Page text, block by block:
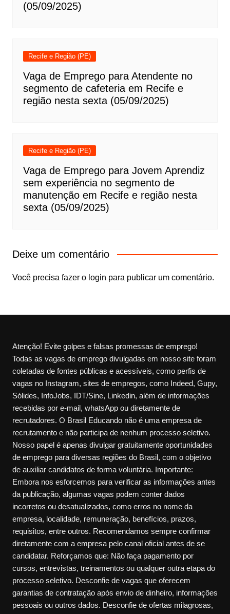
(05/09/2025)
Recife e Região (PE)
Vaga de Emprego para Atendente no
segmento de cafeteria em Recife e
região nesta sexta (05/09/2025)
Recife e Região (PE)
Vaga de Emprego para Jovem Aprendiz
sem experiência no segmento de
manutenção em Recife e região nesta
sexta (05/09/2025)
Deixe um comentário
Você precisa fazer o login para publicar um comentário.
Atenção! Evite golpes e falsas promessas de emprego!
Todas as vagas de emprego divulgadas em nosso site foram
coletadas de fontes públicas e acessíveis, como perfis de
vagas no Instagram, sites de empregos, como Indeed, Gupy,
Sólides, InfoJobs, IDT/Sine, Linkedin, além de informações
recebidas por e-mail, whatsApp ou diretamente de
recrutadores. O Brasil Educando não é uma empresa de
recrutamento e não participa de nenhum processo seletivo.
Nosso papel é apenas divulgar gratuitamente oportunidades
de emprego para diversas regiões do Brasil, com o objetivo
de auxiliar candidatos de forma voluntária. Importante:
Embora nos esforcemos para verificar as informações antes
da publicação, algumas vagas podem conter dados
incorretos ou desatualizados, como erros no nome da
empresa, localidade, remuneração, benefícios, prazos,
requisitos, entre outros. Recomendamos sempre confirmar
diretamente com a empresa pelo canal oficial antes de se
candidatar. Reforçamos que: Não faça pagamento por
cursos, entrevistas, treinamentos ou qualquer outra etapa do
processo seletivo. Desconfie de vagas que oferecem
garantias de contratação após envio de dinheiro, informações
pessoais ou outros dados. Desconfie de ofertas milagrosas,